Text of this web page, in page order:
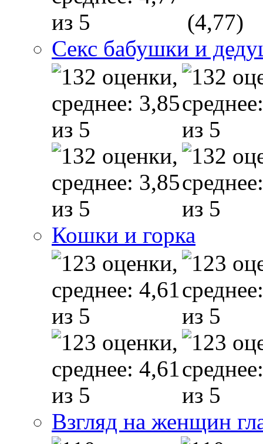
(4,77)
Секс бабушки и
Кошки и горка
Взгляд на женщин